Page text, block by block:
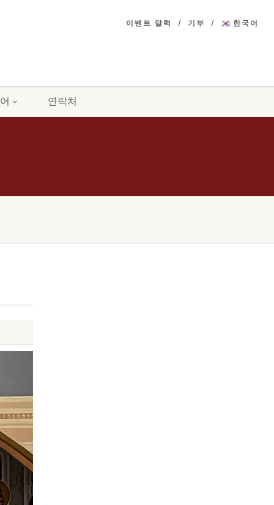
이벤트 달력 기부 한국어
연락처